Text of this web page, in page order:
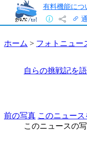
有料機能につ